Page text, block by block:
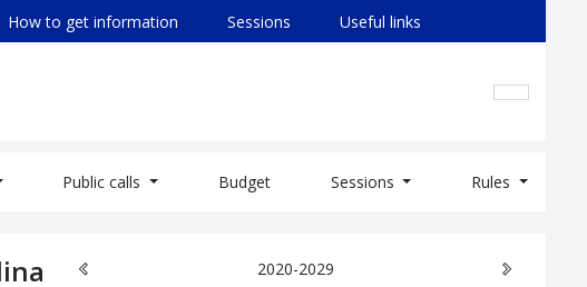
How to get information Sessions Useful links
Public calls Budget Sessions Rules
2020-2029